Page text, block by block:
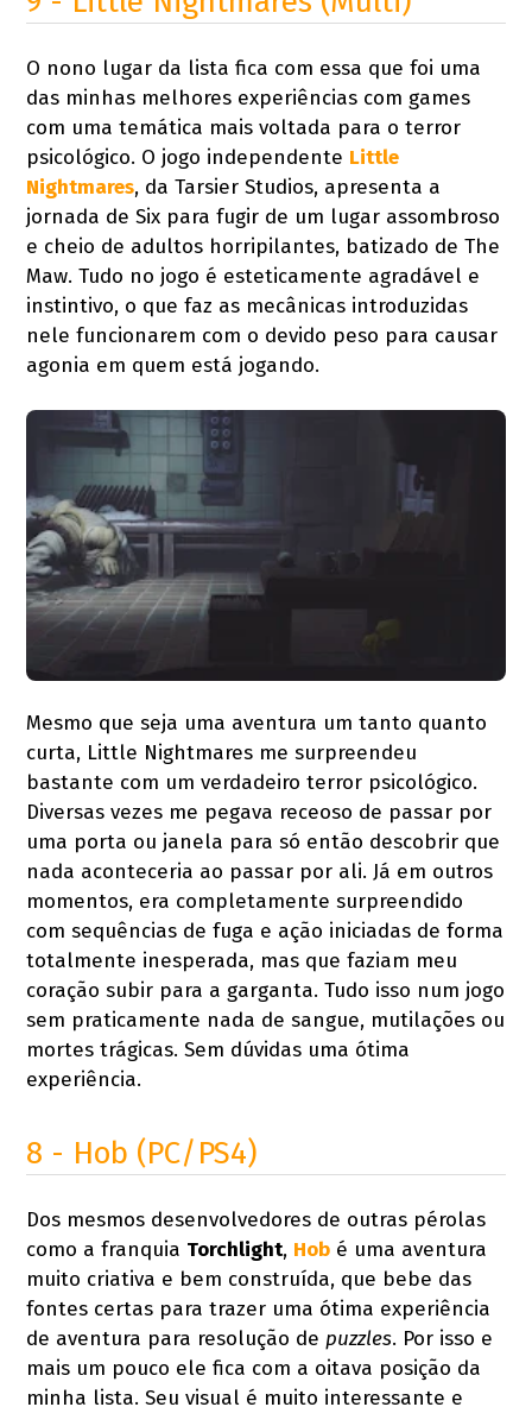
O nono lugar da lista fica com essa que foi uma
das minhas melhores experiências com games
com uma temática mais voltada para o terror
psicológico. O jogo independente Little
Nightmares, da Tarsier Studios, apresenta a
jornada de Six para fugir de um lugar assombroso
e cheio de adultos horripilantes, batizado de The
Maw. Tudo no jogo é esteticamente agradável e
instintivo, o que faz as mecânicas introduzidas
nele funcionarem com o devido peso para causar
agonia em quem está jogando.
Mesmo que seja uma aventura um tanto quanto
curta, Little Nightmares me surpreendeu
bastante com um verdadeiro terror psicológico.
Diversas vezes me pegava receoso de passar por
uma porta ou janela para só então descobrir que
nada aconteceria ao passar por ali. Já em outros
momentos, era completamente surpreendido
com sequências de fuga e ação iniciadas de forma
totalmente inesperada, mas que faziam meu
coração subir para a garganta. Tudo isso num jogo
sem praticamente nada de sangue, mutilações ou
mortes trágicas. Sem dúvidas uma ótima
experiência.
8 - Hob (PC/PS4)
Dos mesmos desenvolvedores de outras pérolas
como a franquia Torchlight, Hob é uma aventura
muito criativa e bem construída, que bebe das
fontes certas para trazer uma ótima experiência
de aventura para resolução de puzzles. Por isso e
mais um pouco ele fica com a oitava posição da
minha lista. Seu visual é muito interessante e